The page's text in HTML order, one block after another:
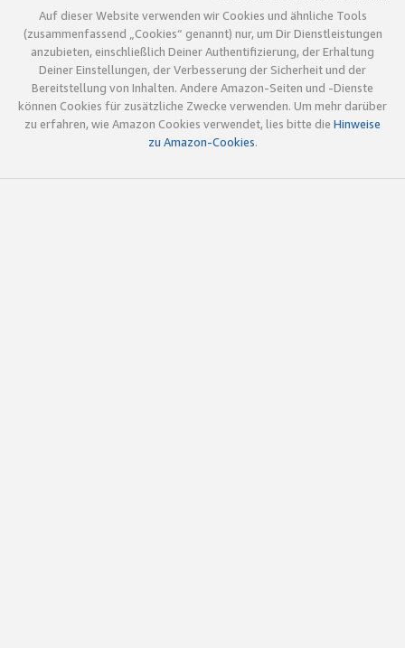
Auf dieser Website verwenden wir Cookies und ähnliche Tools
(zusammenfassend „Cookies“ genannt) nur, um Dir Dienstleistungen
anzubieten, einschließlich Deiner Authentifizierung, der Erhaltung
Deiner Einstellungen, der Verbesserung der Sicherheit und der
Bereitstellung von Inhalten. Andere Amazon-Seiten und -Dienste
können Cookies für zusätzliche Zwecke verwenden. Um mehr darüber
zu erfahren, wie Amazon Cookies verwendet, lies bitte die Hinweise
zu Amazon-Cookies.